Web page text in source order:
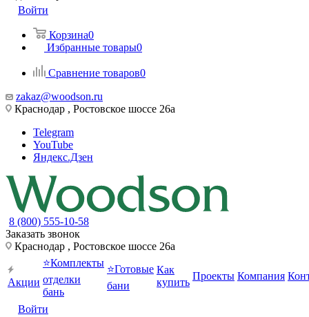
Войти
Корзина0
Избранные товары0
Сравнение товаров0
zakaz@woodson.ru
Краснодар , Ростовское шоссе 26а
Telegram
YouTube
Яндекс.Дзен
8 (800) 555-10-58
Заказать звонок
Краснодар , Ростовское шоссе 26а
Акции
⭐Комплекты
отделки
бань
⭐Готовые
бани
Как
купить
Проекты Компания
Войти